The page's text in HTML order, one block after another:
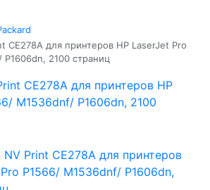
CE278A для принтеров HP LaserJet Pro
2100 страниц